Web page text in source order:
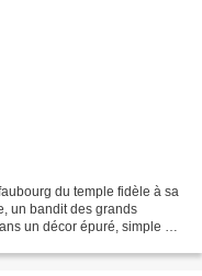
du temple fidèle à sa
un bandit des grands
un décor épuré, simple et